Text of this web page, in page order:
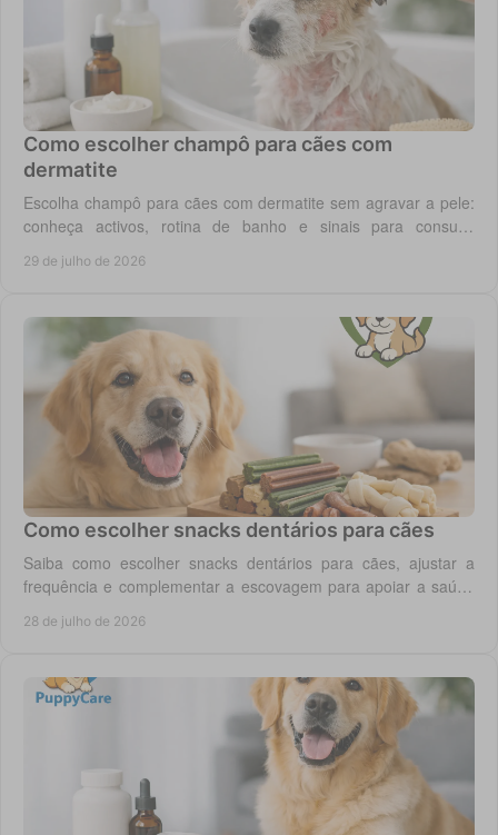
Como escolher champô para cães com
dermatite
Escolha champô para cães com dermatite sem agravar a pele:
conheça activos, rotina de banho e sinais para consulta
29 de julho de 2026
Como escolher snacks dentários para cães
Saiba como escolher snacks dentários para cães, ajustar a
frequência e complementar a escovagem para apoiar a saúde
28 de julho de 2026